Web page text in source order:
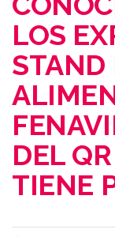
LOS
STAND
DEL
TIENE